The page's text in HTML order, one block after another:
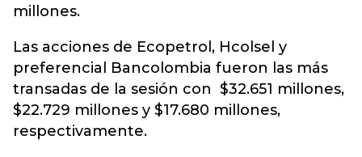
millones.
Las acciones de Ecopetrol, Hcolsel y
preferencial Bancolombia fueron las más
transadas de la sesión con $32.651 millones,
$22.729 millones y $17.680 millones,
respectivamente.